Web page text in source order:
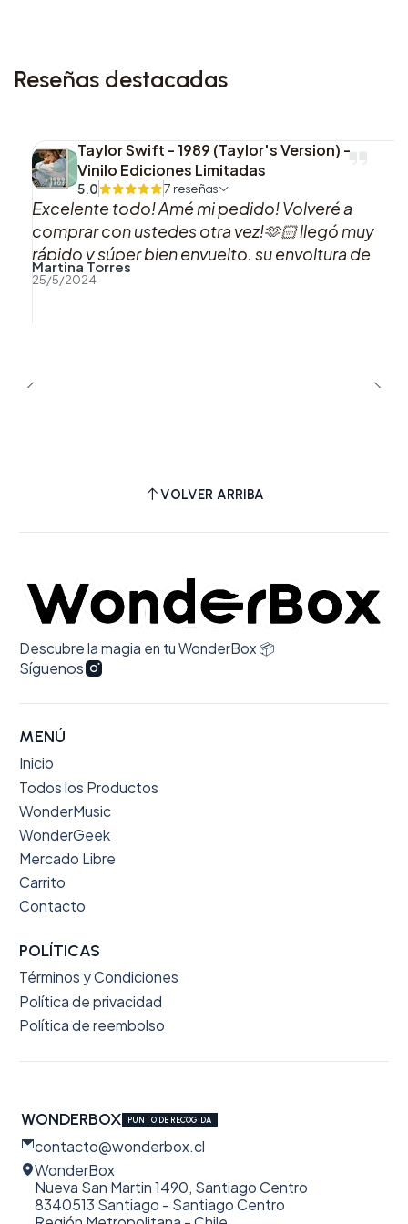
Reseñas destacadas
Taylor Swift - 1989 (Taylor's Version) -
Vinilo Ediciones Limitadas
5.0 7 reseñas
Excelente todo! Amé mi pedido! Volveré a
comprar con ustedes otra vez!🫶🏻 llegó muy
rápido y súper bien envuelto, su envoltura de
acorde a los colores del vinilo me pareció
Martina Torres
25/5/2024
VOLVER ARRIBA
Descubre la magia en tu WonderBox 📦
Síguenos
MENÚ
Inicio
Todos los Productos
WonderMusic
WonderGeek
Mercado Libre
Carrito
Contacto
POLÍTICAS
Términos y Condiciones
Política de privacidad
Política de reembolso
WONDERBOX PUNTO DE RECOGIDA
contacto@wonderbox.cl
WonderBox
Nueva San Martin 1490, Santiago Centro
8340513 Santiago - Santiago Centro